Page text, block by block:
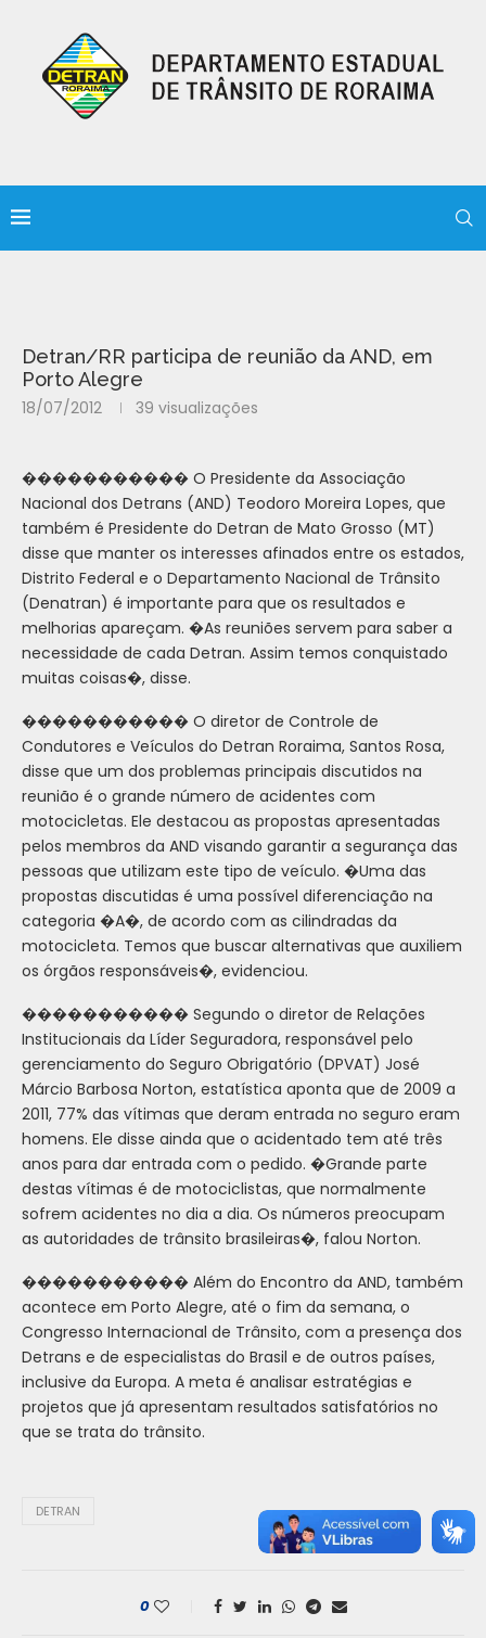
Detran/RR participa de reunião da AND, em
Porto Alegre
18/07/2012 39 visualizações
����������� O Presidente da Associação
Nacional dos Detrans (AND) Teodoro Moreira Lopes, que
também é Presidente do Detran de Mato Grosso (MT)
disse que manter os interesses afinados entre os estados,
Distrito Federal e o Departamento Nacional de Trânsito
(Denatran) é importante para que os resultados e
melhorias apareçam. �As reuniões servem para saber a
necessidade de cada Detran. Assim temos conquistado
muitas coisas�, disse.
����������� O diretor de Controle de
Condutores e Veículos do Detran Roraima, Santos Rosa,
disse que um dos problemas principais discutidos na
reunião é o grande número de acidentes com
motocicletas. Ele destacou as propostas apresentadas
pelos membros da AND visando garantir a segurança das
pessoas que utilizam este tipo de veículo. �Uma das
propostas discutidas é uma possível diferenciação na
categoria �A�, de acordo com as cilindradas da
motocicleta. Temos que buscar alternativas que auxiliem
os órgãos responsáveis�, evidenciou.
����������� Segundo o diretor de Relações
Institucionais da Líder Seguradora, responsável pelo
gerenciamento do Seguro Obrigatório (DPVAT) José
Márcio Barbosa Norton, estatística aponta que de 2009 a
2011, 77% das vítimas que deram entrada no seguro eram
homens. Ele disse ainda que o acidentado tem até três
anos para dar entrada com o pedido. �Grande parte
destas vítimas é de motociclistas, que normalmente
sofrem acidentes no dia a dia. Os números preocupam
as autoridades de trânsito brasileiras�, falou Norton.
����������� Além do Encontro da AND, também
acontece em Porto Alegre, até o fim da semana, o
Congresso Internacional de Trânsito, com a presença dos
Detrans e de especialistas do Brasil e de outros países,
inclusive da Europa. A meta é analisar estratégias e
projetos que já apresentam resultados satisfatórios no
que se trata do trânsito.
DETRAN
0